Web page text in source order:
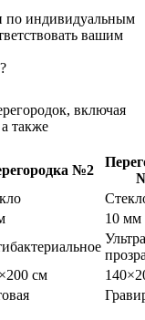
по индивидуальным
вашим
включая
также
№2
10 мм
см